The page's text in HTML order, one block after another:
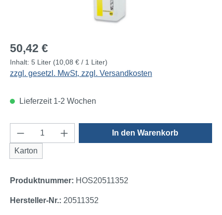
Regulärer Preis:
50,42 €
Inhalt: 5 Liter (10,08 € / 1 Liter)
zzgl. gesetzl. MwSt, zzgl. Versandkosten
Lieferzeit 1-2 Wochen
Produkt Anzahl: Gib den gewünschten
Karton
In den Warenkorb
Produktnummer: HOS20511352
Hersteller-Nr.: 20511352